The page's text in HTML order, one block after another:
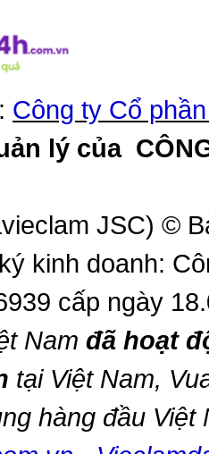
Công ty Cổ
lý của
JSC) ©
kinh doanh:
cấp ngày
Nam đã hoạt
tại Việt Nam,
hàng đầu